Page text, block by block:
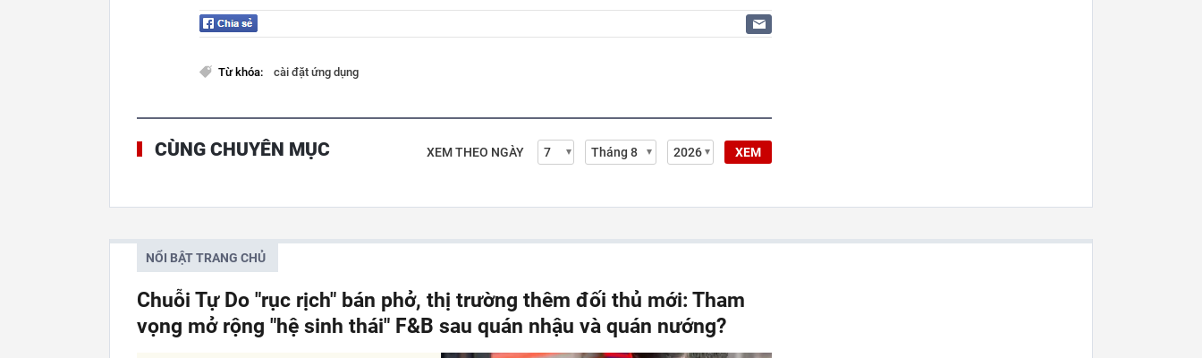
Từ khóa: cài đặt ứng dụng
CÙNG CHUYÊN MỤC XEM THEO NGÀY XEM
NỔI BẬT TRANG CHỦ
Chuỗi Tự Do "rục rịch" bán phở, thị trường thêm đối thủ mới: Tham
vọng mở rộng "hệ sinh thái" F&B sau quán nhậu và quán nướng?